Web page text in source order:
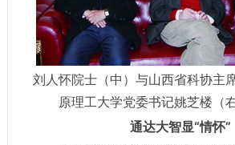
刘人怀院士（中）与山西省科协主
原理工大学党委书记姚芝楼（
通达大智显“情怀”